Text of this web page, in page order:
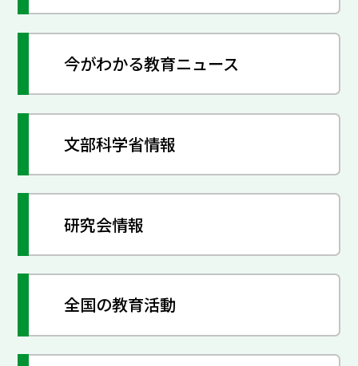
今がわかる教育ニュース
文部科学省情報
研究会情報
全国の教育活動